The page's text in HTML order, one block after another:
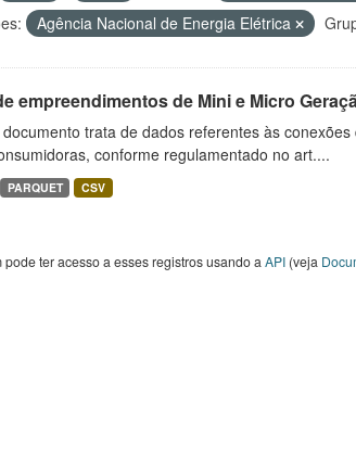
Agência Nacional de Energia Elétrica
empreendimentos de Mini e Micro
trata de dados referentes às
conforme regulamentado no art....
PARQUET CSV
pode ter acesso a esses registros usando a API(veja